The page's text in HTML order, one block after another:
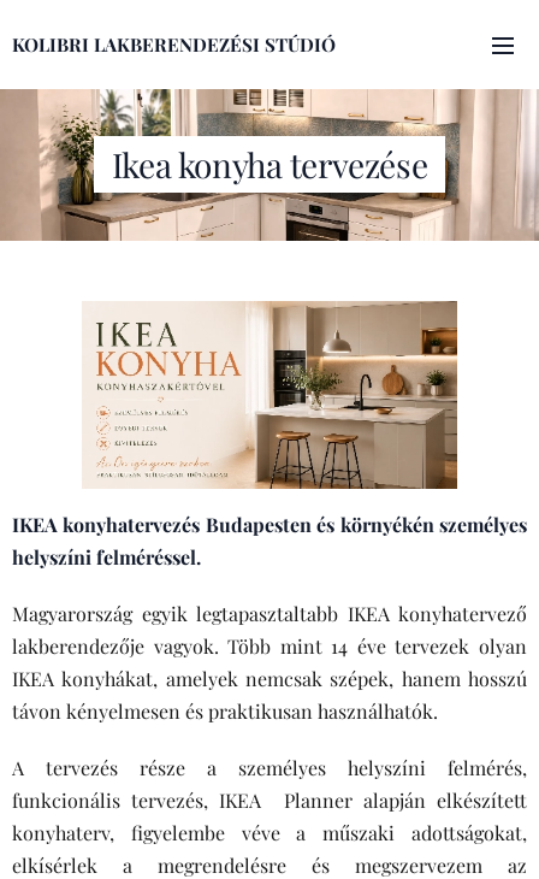
KOLIBRI LAKBERENDEZÉSI STÚDIÓ
Ikea konyha tervezése
IKEA konyhatervezés Budapesten és környékén személyes
helyszíni felméréssel.
Magyarország egyik legtapasztaltabb IKEA konyhatervező
lakberendezője vagyok. Több mint 14 éve tervezek olyan
IKEA konyhákat, amelyek nemcsak szépek, hanem hosszú
távon kényelmesen és praktikusan használhatók.
A tervezés része a személyes helyszíni felmérés,
funkcionális tervezés, IKEA Planner alapján elkészített
konyhaterv, figyelembe véve a műszaki adottságokat,
elkísérlek a megrendelésre és megszervezem az